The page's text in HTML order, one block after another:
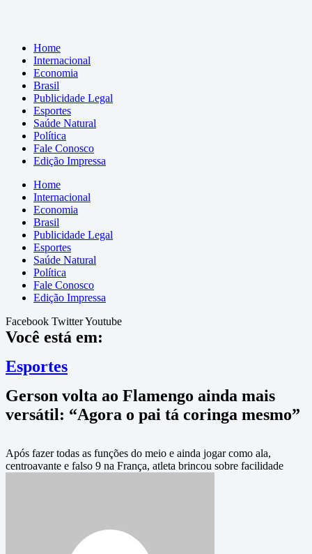
Home
Internacional
Economia
Brasil
Publicidade Legal
Esportes
Saúde Natural
Política
Fale Conosco
Edição Impressa
Home
Internacional
Economia
Brasil
Publicidade Legal
Esportes
Saúde Natural
Política
Fale Conosco
Edição Impressa
Facebook TwitterYoutube
Você está em:
Esportes
Gerson volta ao Flamengo ainda mais
versátil: “Agora o pai tá coringa mesmo”
Após fazer todas as funções do meio e ainda jogar como ala,
centroavante e falso 9 na França, atleta brincou sobre facilidade